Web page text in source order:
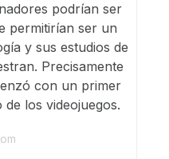
podrían ser
permitirían ser un
y sus estudios de
Precisamente
con un primer
los videojuegos.